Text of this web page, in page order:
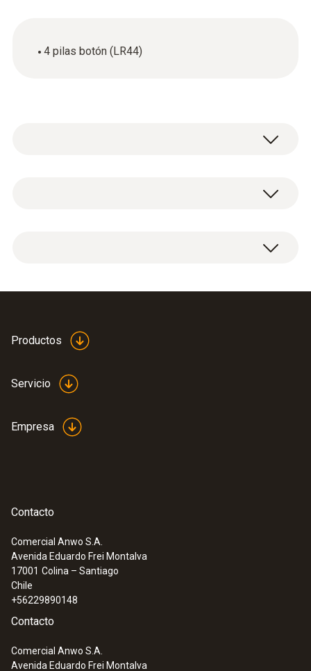
4 pilas botón (LR44)
:0560 1111
Mini termómetro con sonda de
penetración larga
Productos
Servicio
Empresa
Contacto
Comercial Anwo S.A.
Avenida Eduardo Frei Montalva
17001 Colina – Santiago
Chile
+56229890148
Contacto
Comercial Anwo S.A.
Avenida Eduardo Frei Montalva